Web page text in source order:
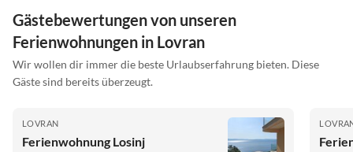
Gästebewertungen von unseren
Ferienwohnungen in Lovran
Wir wollen dir immer die beste Urlaubserfahrung bieten. Diese
Gäste sind bereits überzeugt.
LOVRAN
Ferienwohnung Losinj